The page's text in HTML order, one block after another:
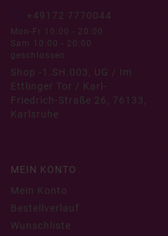
+49172 7770044
Mon-Fr 10:00 - 20:00
Sam 10:00 - 20:00
geschlossen
Shop -1.SH.003, UG / Im
Ettlinger Tor / Karl-
Friedrich-Straße 26, 76133,
Karlsruhe
MEIN KONTO
Mein Konto
Bestellverlauf
Wunschliste